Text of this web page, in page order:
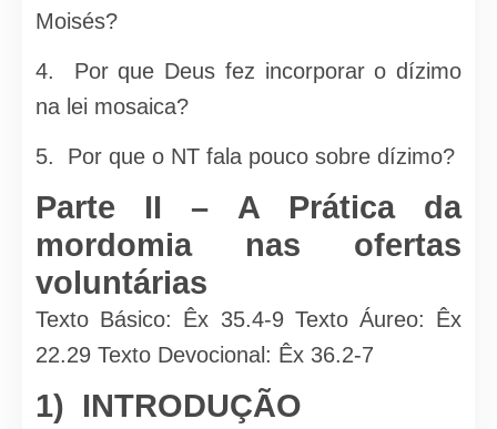
Moisés?
4. Por que Deus fez incorporar o dízimo
na lei mosaica?
5. Por que o NT fala pouco sobre dízimo?
Parte II – A Prática da
mordomia nas ofertas
voluntárias
Texto Básico: Êx 35.4-9 Texto Áureo: Êx
22.29 Texto Devocional: Êx 36.2-7
1) INTRODUÇÃO